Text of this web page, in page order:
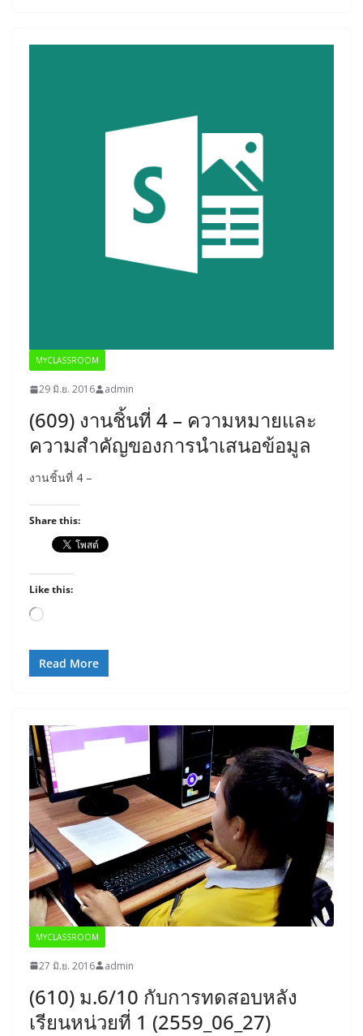
MYCLASSROOM
29 มิ.ย. 2016 admin
(609) งานชิ้นที่ 4 – ความหมายและ
ความสำคัญของการนำเสนอข้อมูล
งานชิ้นที่ 4 –
Share this:
Like this:
Loading…
Read More
MYCLASSROOM
27 มิ.ย. 2016 admin
(610) ม.6/10 กับการทดสอบหลัง
เรียนหน่วยที่ 1 (2559_06_27)